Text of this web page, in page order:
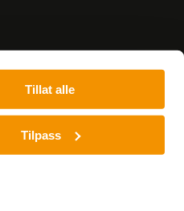
Tillat alle
Tilpass